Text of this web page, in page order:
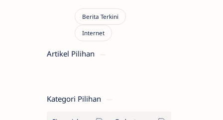
Artikel Pilihan
Kategori Pilihan